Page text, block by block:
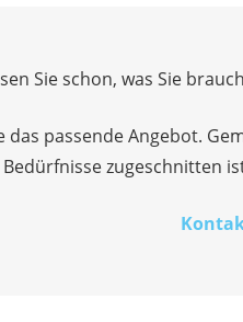
Sie schon, was Sie
passende Angebot.
Bedürfnisse zugeschnitten